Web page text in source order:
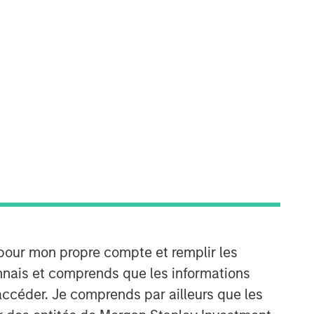
mon propre compte et remplir les
et comprends que les informations
Je comprends par ailleurs que les